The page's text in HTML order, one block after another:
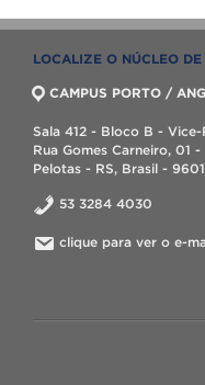
LOCALIZE O NÚCLEO
CAMPUS PORTO /
Sala 412 - Bloco B -
Rua Gomes Carneiro, 01
Pelotas - RS, Brasil -
53 3284 4030
clique para ver o e-